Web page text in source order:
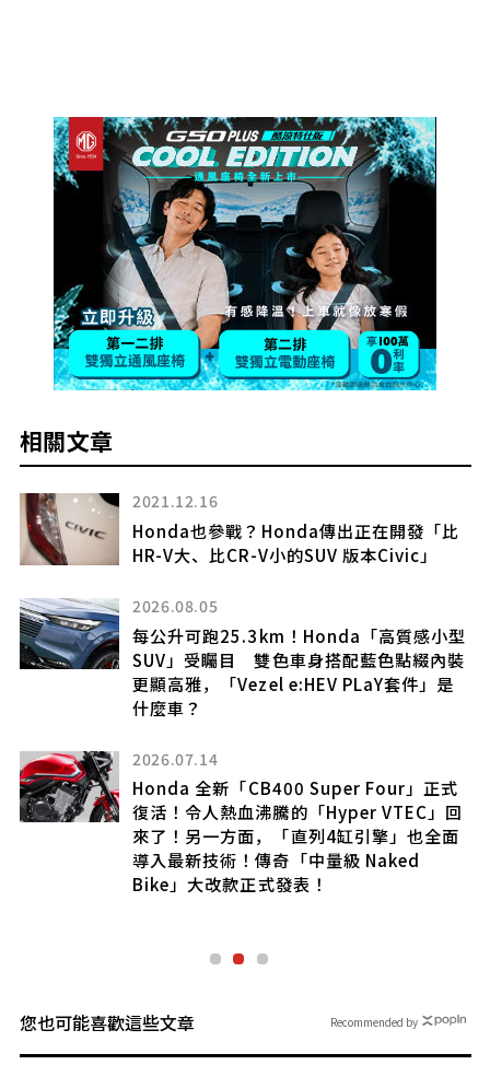
相關文章
2021.12.16
Honda也參戰？Honda傳出正在開發「比
HR-V大、比CR-V小的SUV 版本Civic」
2026.08.05
每公升可跑25.3km！Honda「高質感小型
SUV」受矚目 雙色車身搭配藍色點綴內裝
更顯高雅，「Vezel e:HEV PLaY套件」是
什麼車？
2026.07.14
Honda 全新「CB400 Super Four」正式
復活！令人熱血沸騰的「Hyper VTEC」回
來了！另一方面，「直列4缸引擎」也全面
導入最新技術！傳奇「中量級 Naked
Bike」大改款正式發表！
您也可能喜歡這些文章 Recommended by